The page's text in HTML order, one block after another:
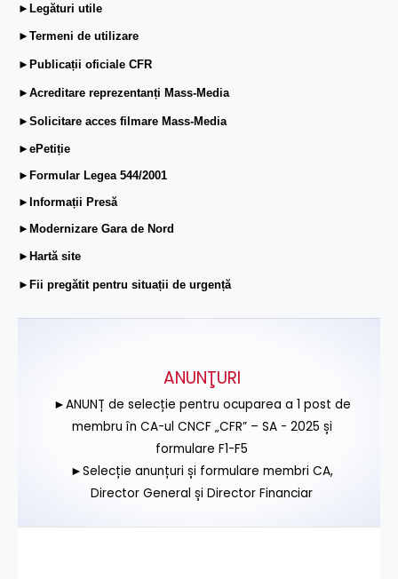
►Legături utile
►Termeni de utilizare
►Publicații oficiale CFR
►Acreditare reprezentanți Mass-Media
►Solicitare acces filmare Mass-Media
►ePetiție
►Formular Legea 544/2001
►Informații Presă
►Modernizare Gara de Nord
►Hartă site
►Fii pregătit pentru situații de urgență
ANUNŢURI
►ANUNȚ de selecție pentru ocuparea a 1 post de
membru în CA-ul CNCF „CFR” – SA - 2025 și
formulare F1-F5
►Selecție anunțuri și formulare membri CA,
Director General și Director Financiar